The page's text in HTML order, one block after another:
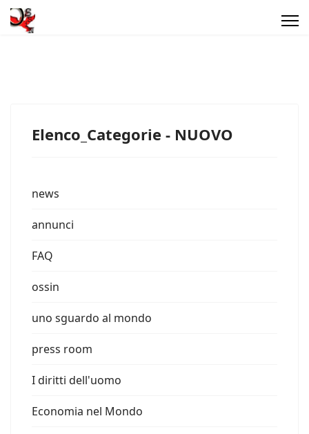
Elenco_Categorie - NUOVO
news
annunci
FAQ
ossin
uno sguardo al mondo
press room
I diritti dell'uomo
Economia nel Mondo